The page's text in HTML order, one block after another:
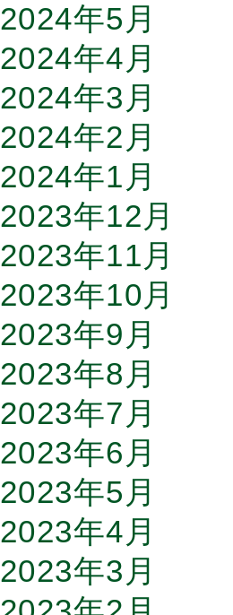
2024年5月
2024年4月
2024年3月
2024年2月
2024年1月
2023年12月
2023年11月
2023年10月
2023年9月
2023年8月
2023年7月
2023年6月
2023年5月
2023年4月
2023年3月